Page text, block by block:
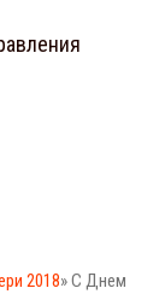
2018» С Днем